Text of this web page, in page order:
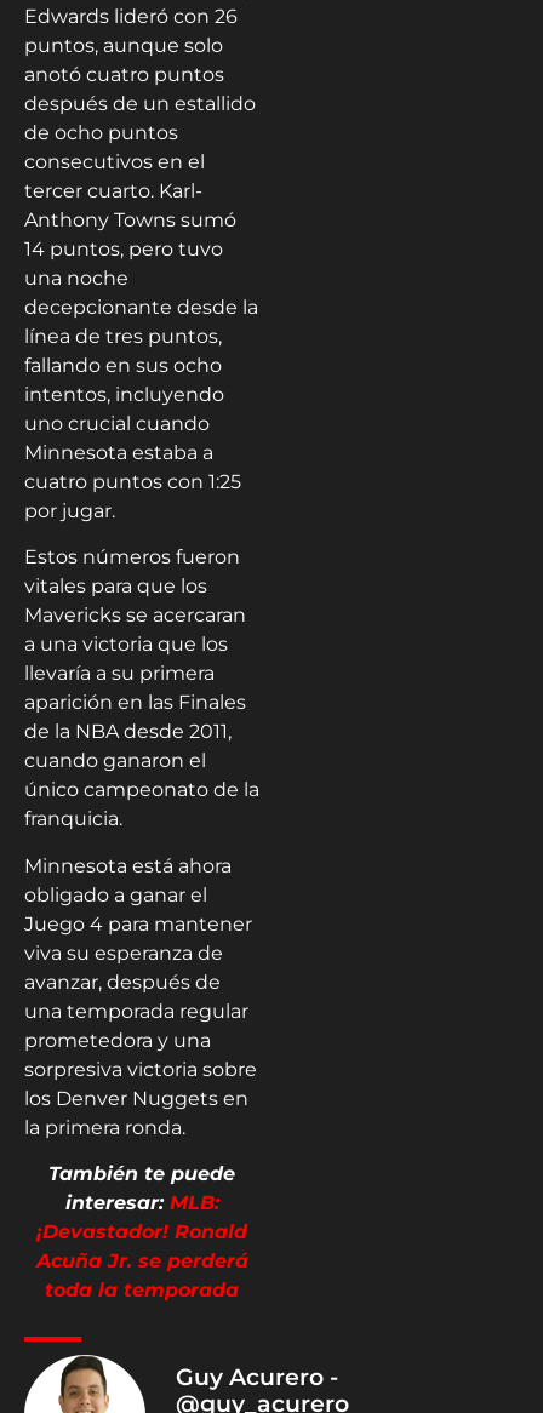
Edwards lideró con 26
puntos, aunque solo
anotó cuatro puntos
después de un estallido
de ocho puntos
consecutivos en el
tercer cuarto. Karl-
Anthony Towns sumó
14 puntos, pero tuvo
una noche
decepcionante desde la
línea de tres puntos,
fallando en sus ocho
intentos, incluyendo
uno crucial cuando
Minnesota estaba a
cuatro puntos con 1:25
por jugar.
Estos números fueron
vitales para que los
Mavericks se acercaran
a una victoria que los
llevaría a su primera
aparición en las Finales
de la NBA desde 2011,
cuando ganaron el
único campeonato de la
franquicia.
Minnesota está ahora
obligado a ganar el
Juego 4 para mantener
viva su esperanza de
avanzar, después de
una temporada regular
prometedora y una
sorpresiva victoria sobre
los Denver Nuggets en
la primera ronda.
También te puede
interesar: MLB:
¡Devastador! Ronald
Acuña Jr. se perderá
toda la temporada
Guy Acurero -
@guy_acurero